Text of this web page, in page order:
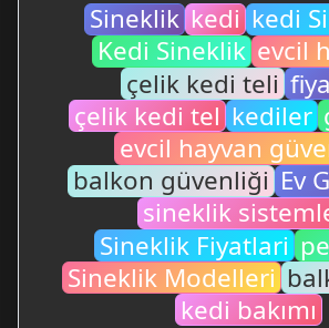
Sineklik kedi kedi
Kedi Sineklik evcil
çelik kedi teli
çelik kedi tel kediler
evcil hayvan
balkon güvenliği Ev
sineklik
Sineklik Fiyatlari
Sineklik Modelleri
kedi bakımı